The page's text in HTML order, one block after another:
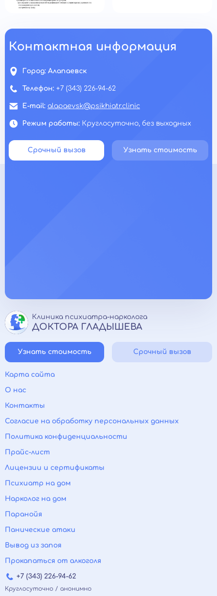
Контактная информация
Город: Алапаевск
Телефон: +7 (343) 226-94-62
E-mail: alapaevsk@psikhiatr.clinic
Режим работы: Круглосуточно, без выходных
Срочный вызов Узнать стоимость
Клиника психиатра-нарколога
ДОКТОРА ГЛАДЫШЕВА
Узнать стоимость Срочный вызов
Карта сайта
О нас
Контакты
Согласие на обработку персональных данных
Политика конфиденциальности
Прайс-лист
Лицензии и сертификаты
Психиатр на дом
Нарколог на дом
Паранойя
Панические атаки
Вывод из запоя
Прокапаться от алкоголя
+7 (343) 226-94-62
Круглосуточно / анонимно